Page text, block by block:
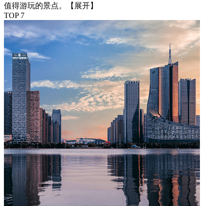
值得游玩的景点。
【展开】
TOP 7